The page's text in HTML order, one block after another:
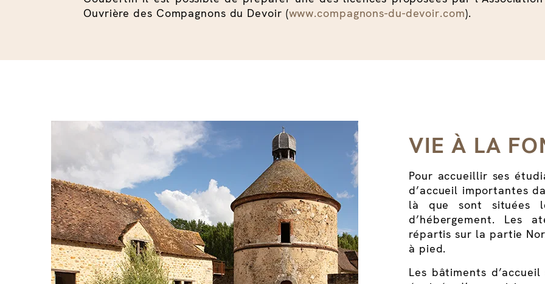
Ouvrière des Compagnons du Devoir (www.compagnons-du-devoir.com).
VIE À LA
Pour accueillir ses
d’accueil importantes
là que sont situées
d’hébergement. Les
répartis sur la partie
à pied.
Les bâtiments